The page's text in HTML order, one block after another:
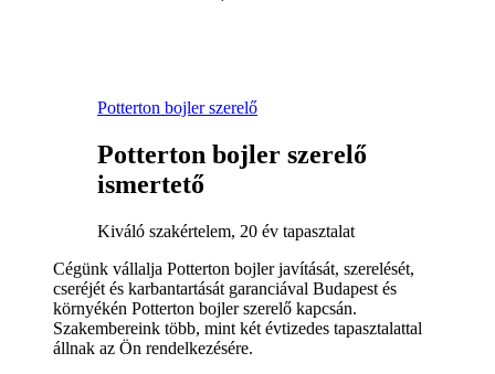
Potterton bojler szerelő
Potterton bojler szerelő
ismertető
Kiváló szakértelem, 20 év tapasztalat
Cégünk vállalja Potterton bojler javítását, szerelését,
cseréjét és karbantartását garanciával Budapest és
környékén Potterton bojler szerelő kapcsán.
Szakembereink több, mint két évtizedes tapasztalattal
állnak az Ön rendelkezésére.